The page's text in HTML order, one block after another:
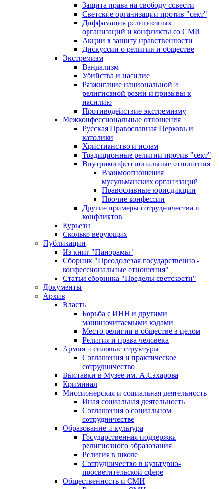
Защита права на свободу совести
Светские организации против "сект"
Диффамация религиозных
организаций и конфликты со СМИ
Акции в защиту нравственности
Дискуссии о религии и обществе
Экстремизм
Вандализм
Убийства и насилие
Разжигание национальной и
религиозной розни и призывы к
насилию
Противодействие экстремизму
Межконфессиональные отношения
Русская Православная Церковь и
католики
Христианство и ислам
Традиционные религии против "сект"
Внутриконфессиональные отношения
Взаимоотношения
мусульманских организаций
Православные юрисдикции
Прочие конфессии
Другие примеры сотрудничества и
конфликтов
Курьезы
Сколько верующих
Публикации
Из книг "Панорамы"
Сборник "Преодолевая государственно -
конфессиональные отношения"
Статьи сборника "Пределы светскости"
Документы
Архив
Власть
Борьба с ИНН и другими
машиночитаемыми кодами
Место религии в обществе в целом
Религия и права человека
Армия и силовые структуры
Соглашения и практическое
сотрудничество
Выставки в Музее им. А.Сахарова
Криминал
Миссионерская и социальная деятельность
Иная социальная деятельность
Соглашения о социальном
сотрудничестве
Образование и культура
Государственная поддержка
религиозного образования
Религия в школе
Сотрудничество в культурно-
просветительской сфере
Общественность и СМИ